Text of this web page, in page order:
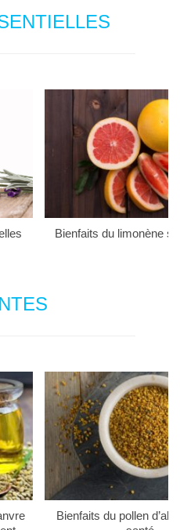
Bienfaits du limonène
Bienfaits du pollen